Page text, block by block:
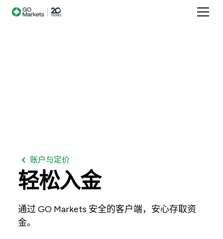
账户与定价
轻松入金
通过 GO Markets 安全的客户端，安心存取资
金。